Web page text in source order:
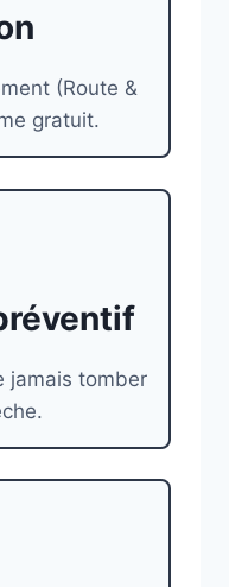
(Route &
gratuit.
jamais tomber